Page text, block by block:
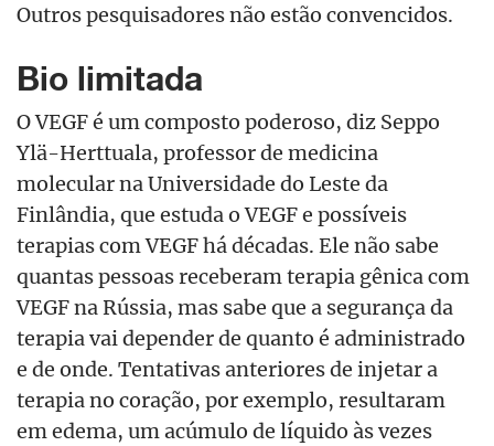
Outros pesquisadores não estão convencidos.
Bio limitada
O VEGF é um composto poderoso, diz Seppo
Ylä-Herttuala, professor de medicina
molecular na Universidade do Leste da
Finlândia, que estuda o VEGF e possíveis
terapias com VEGF há décadas. Ele não sabe
quantas pessoas receberam terapia gênica com
VEGF na Rússia, mas sabe que a segurança da
terapia vai depender de quanto é administrado
e de onde. Tentativas anteriores de injetar a
terapia no coração, por exemplo, resultaram
em edema, um acúmulo de líquido às vezes